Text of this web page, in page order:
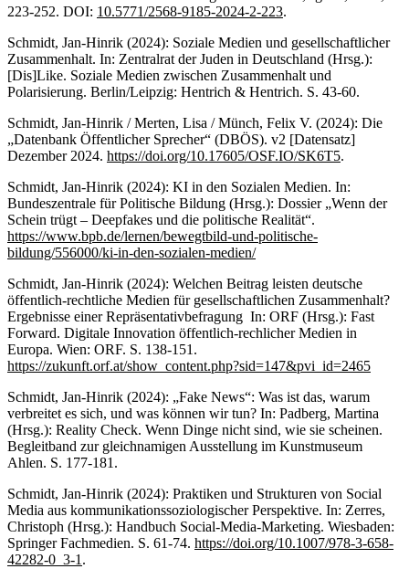
223-252. DOI: 10.5771/2568-9185-2024-2-223.
Schmidt, Jan-Hinrik (2024): Soziale Medien und gesellschaftlicher
Zusammenhalt. In: Zentralrat der Juden in Deutschland (Hrsg.):
[Dis]Like. Soziale Medien zwischen Zusammenhalt und
Polarisierung. Berlin/Leipzig: Hentrich & Hentrich. S. 43-60.
Schmidt, Jan-Hinrik / Merten, Lisa / Münch, Felix V. (2024): Die
„Datenbank Öffentlicher Sprecher“ (DBÖS). v2 [Datensatz]
Dezember 2024. https://doi.org/10.17605/OSF.IO/SK6T5.
Schmidt, Jan-Hinrik (2024): KI in den Sozialen Medien. In:
Bundeszentrale für Politische Bildung (Hrsg.): Dossier „Wenn der
Schein trügt – Deepfakes und die politische Realität“.
https://www.bpb.de/lernen/bewegtbild-und-politische-
bildung/556000/ki-in-den-sozialen-medien/
Schmidt, Jan-Hinrik (2024): Welchen Beitrag leisten deutsche
öffentlich-rechtliche Medien für gesellschaftlichen Zusammenhalt?
Ergebnisse einer Repräsentativbefragung In: ORF (Hrsg.): Fast
Forward. Digitale Innovation öffentlich-rechlicher Medien in
Europa. Wien: ORF. S. 138-151.
https://zukunft.orf.at/show_content.php?sid=147&pvi_id=2465
Schmidt, Jan-Hinrik (2024): „Fake News“: Was ist das, warum
verbreitet es sich, und was können wir tun? In: Padberg, Martina
(Hrsg.): Reality Check. Wenn Dinge nicht sind, wie sie scheinen.
Begleitband zur gleichnamigen Ausstellung im Kunstmuseum
Ahlen. S. 177-181.
Schmidt, Jan-Hinrik (2024): Praktiken und Strukturen von Social
Media aus kommunikationssoziologischer Perspektive. In: Zerres,
Christoph (Hrsg.): Handbuch Social-Media-Marketing. Wiesbaden:
Springer Fachmedien. S. 61-74. https://doi.org/10.1007/978-3-658-
42282-0_3-1 .